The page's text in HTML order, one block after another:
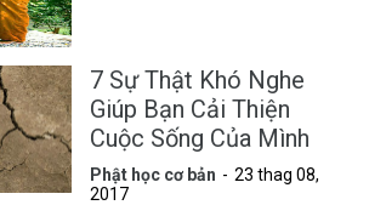
7 Sự Thật Khó Nghe
Giúp Bạn Cải Thiện
Cuộc Sống Của Mình
Phật học cơ bản
23 thag 08,
2017